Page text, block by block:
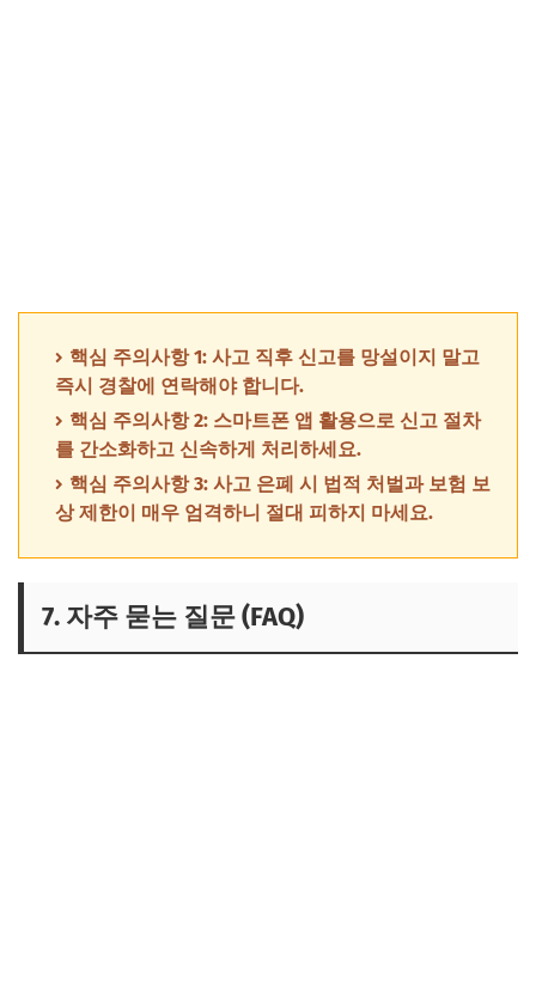
핵심 주의사항 1: 사고 직후 신고를 망설이지 말고
즉시 경찰에 연락해야 합니다.
핵심 주의사항 2: 스마트폰 앱 활용으로 신고 절차
를 간소화하고 신속하게 처리하세요.
핵심 주의사항 3: 사고 은폐 시 법적 처벌과 보험 보
상 제한이 매우 엄격하니 절대 피하지 마세요.
7. 자주 묻는 질문 (FAQ)